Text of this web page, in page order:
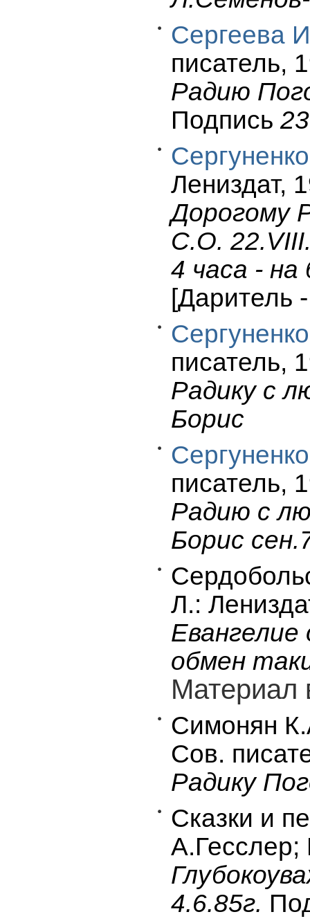
Сергеева
писатель,
Радию
Подпись
Лениздат,
Дорогому
С.О.
4 часа -
[Даритель
писатель,
Радику с
Борис
писатель,
Радию с
Борис
Л.:
обмен
Материал
Симонян
Сов.
Радику
Сказки и
4.6.85г.